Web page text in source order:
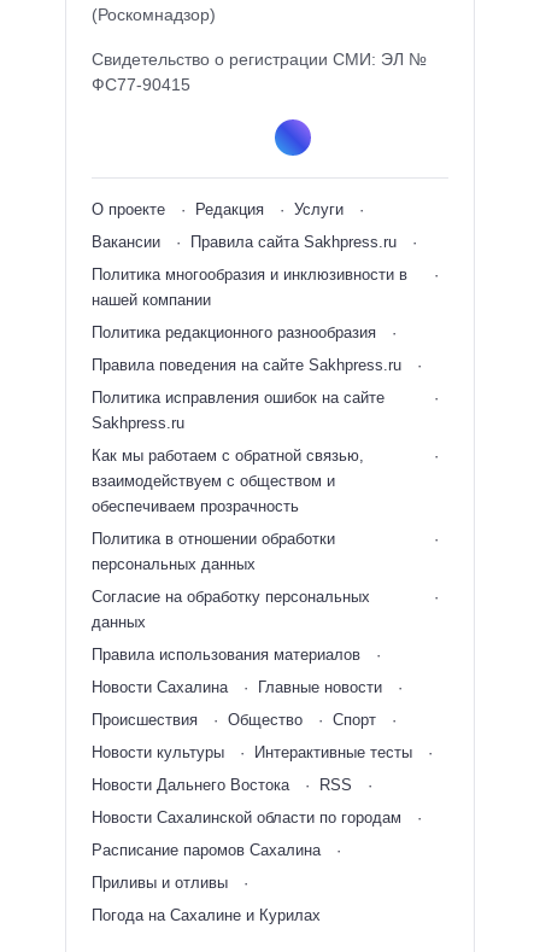
(Роскомнадзор)
Свидетельство о регистрации СМИ: ЭЛ №
ФС77-90415
О проекте Редакция
Услуги
Вакансии
Правила сайта Sakhpress.ru
Политика многообразия и инклюзивности в
нашей компании
Политика редакционного разнообразия
Правила поведения на сайте Sakhpress.ru
Политика исправления ошибок на сайте
Sakhpress.ru
Как мы работаем с обратной связью,
взаимодействуем с обществом и
обеспечиваем прозрачность
Политика в отношении обработки
персональных данных
Согласие на обработку персональных
данных
Правила использования материалов
Новости Сахалина
Главные новости
Происшествия
Общество
Спорт
Новости культуры
Интерактивные тесты
Новости Дальнего Востока
RSS
Новости Сахалинской области по городам
Расписание паромов Сахалина
Приливы и отливы
Погода на Сахалине и Курилах